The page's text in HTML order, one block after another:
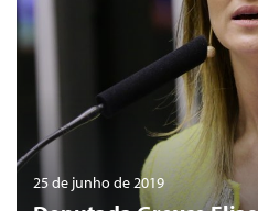
25 de junho de 2019